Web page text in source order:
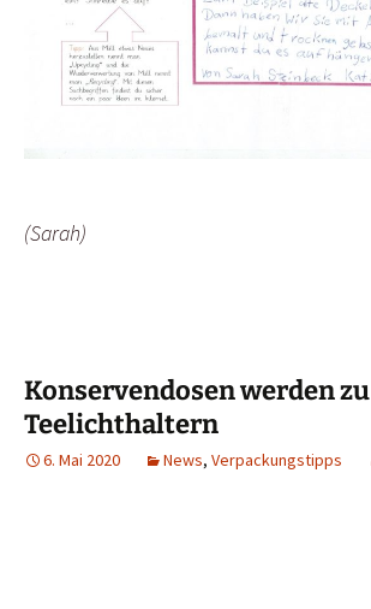
(Sarah)
Konservendosen werden zu
Teelichthaltern
6. Mai 2020 News, Verpackungstipps